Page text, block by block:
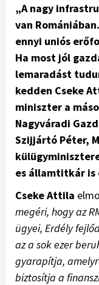
„A nagy
van
ennyi uniós
Ha most jól
lemaradást
kedden Cseke
miniszter a
Nagyváradi
Szijjártó Péter,
es államtitkár
Cseke Attila
megéri, hogy az
ügyei, Erdély
az a sok ezer
gyarapítja,
biztosítja a